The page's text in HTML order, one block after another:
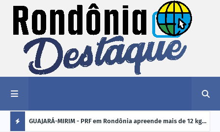
kg de GUAJARÁ-MIRIM - PRF em Rondônia apreende mais de 12 kg